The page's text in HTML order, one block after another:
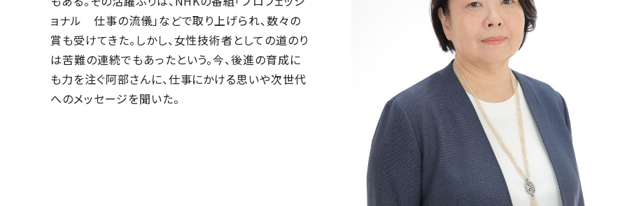
ョナル 仕事の流儀」などで取り上げられ、数々の
賞も受けてきた。しかし、女性技術者としての道のり
は苦難の連続でもあったという。今、後進の育成に
も力を注ぐ阿部さんに、仕事にかける思いや次世代
へのメッセージを聞いた。